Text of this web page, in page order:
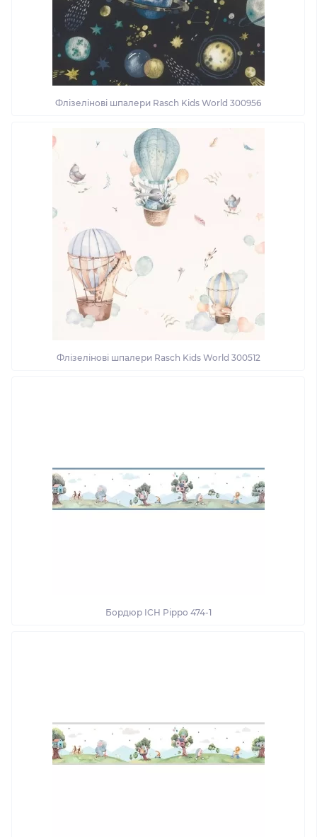
Флізелінові шпалери Rasch Kids World 300956
Флізелінові шпалери Rasch Kids World 300512
Бордюр ICH Pippo 474-1